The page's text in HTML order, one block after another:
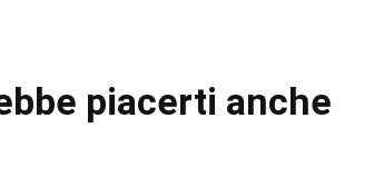
piacerti anche